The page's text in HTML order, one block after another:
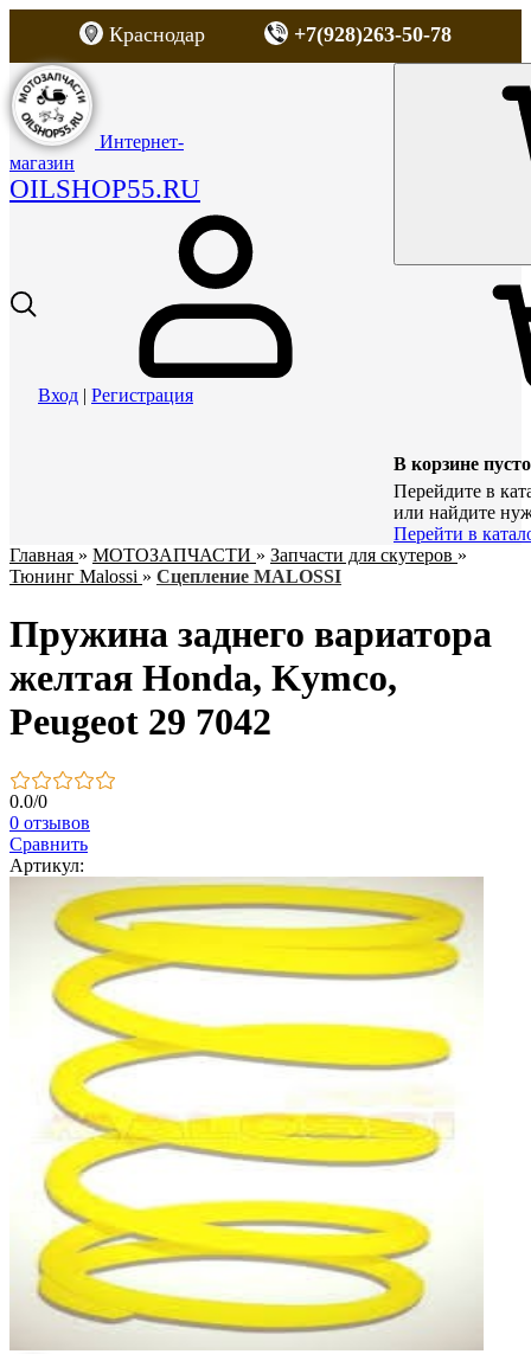
Краснодар +7(928)263-50-78
Интернет-
магазин
OILSHOP55.RU
Вход | Регистрация
В корзине пусто
Перейдите в
или найдите
Перейти в
Главная » МОТОЗАПЧАСТИ » Запчасти для скутеров »
Тюнинг Malossi » Сцепление MALOSSI
Пружина заднего вариатора
желтая Honda, Kymco,
Peugeot 29 7042
0.0/0
0 отзывов
Сравнить
Артикул: